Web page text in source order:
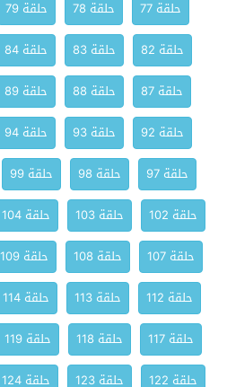
حلقة 77
حلقة 78 حلقة 79
حلقة 82
حلقة 83 حلقة 84
حلقة 87
حلقة 88 حلقة 89
حلقة 92
حلقة 93 حلقة 94
حلقة 97
حلقة 98 حلقة 99
حلقة 102
حلقة 103 حلقة 104
حلقة 107
حلقة 108 حلقة 109
حلقة 112
حلقة 113 حلقة 114
حلقة 117
حلقة 118 حلقة 119
حلقة 122
حلقة 123 حلقة 124